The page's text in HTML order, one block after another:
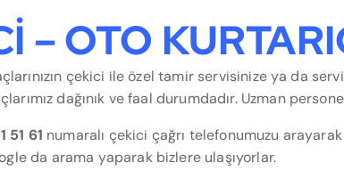
– OTO
çekici ile özel tamir servisinize ya da
dağınık ve faal durumdadır. Uzman
51 61 numaralı çekici çağrı telefonumuzu
da arama yaparak bizlere ulaşıyorlar.